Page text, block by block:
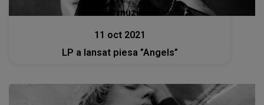
Lansări muzicale
11 oct 2021
LP a lansat piesa ”Angels”